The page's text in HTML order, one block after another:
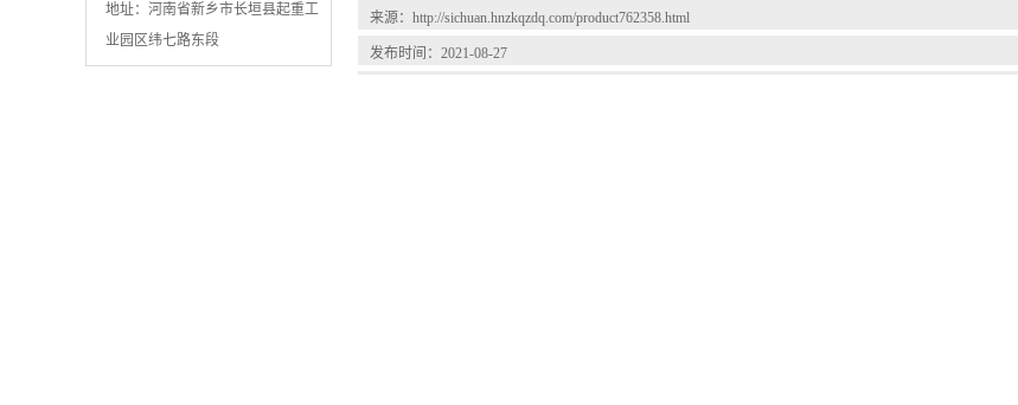
地址：河南省新乡市长垣县起重工
业园区纬七路东段
来源： http://sichuan.hnzkqzdq.com/product762358.html
发布时间：2021-08-27